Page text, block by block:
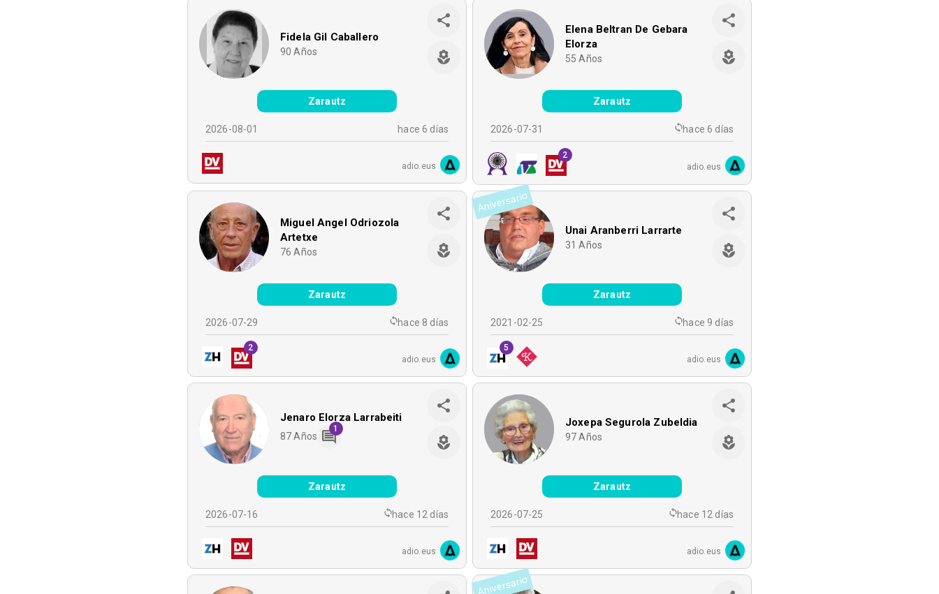
Fidela Gil Caballero
90 Años
Zarautz
2026-08-01 hace 6 días
adio.eus
Elena Beltran De Gebara
Elorza
55 Años
Zarautz
2026-07-31 hace 6 días
2
adio.eus
Miguel Angel Odriozola
Artetxe
76 Años
Zarautz
2026-07-29 hace 8 días
2
adio.eus
Aniversario
Unai Aranberri Larrarte
31 Años
Zarautz
2021-02-25 hace 9 días
5
adio.eus
Jenaro Elorza Larrabeiti
87 Años
1
Zarautz
2026-07-16 hace 12 días
adio.eus
Joxepa Segurola Zubeldia
97 Años
Zarautz
2026-07-25 hace 12 días
adio.eus
Aniversario